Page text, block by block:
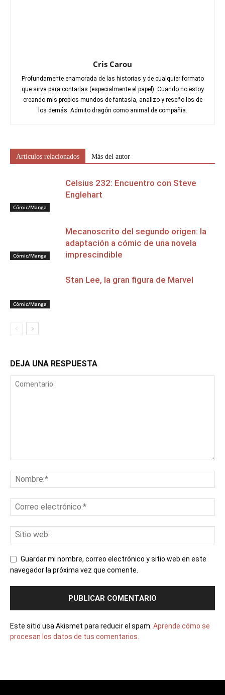
Cris Carou
Profundamente enamorada de las historias y de cualquier formato
que sirva para contarlas (especialmente el papel). Cuando no estoy
creando mis propios mundos de fantasía, analizo y reseño los de
los demás. Admito dragón como animal de compañía.
Artículos relacionados Más del autor
Cómic/Manga
Celsius 232: Encuentro con Steve
Englehart
Cómic/Manga
Mecanoscrito del segundo origen: la
adaptación a cómic de una novela
imprescindible
Cómic/Manga
Stan Lee, la gran figura de Marvel
DEJA UNA RESPUESTA
Guardar mi nombre, correo electrónico y sitio web en este
navegador la próxima vez que comente.
Este sitio usa Akismet para reducir el spam. Aprende cómo se
procesan los datos de tus comentarios.